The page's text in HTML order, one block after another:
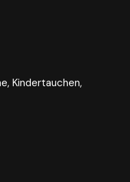
Kindertauchen,